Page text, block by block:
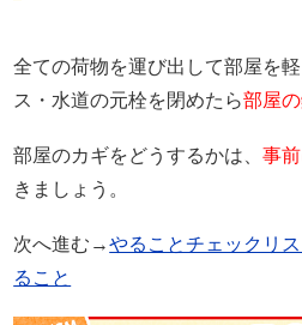
全ての荷物を運び出して部屋を
ス・水道の元栓を閉めたら部屋
部屋のカギをどうするかは、事
きましょう。
次へ進む→やることチェックリ
ること